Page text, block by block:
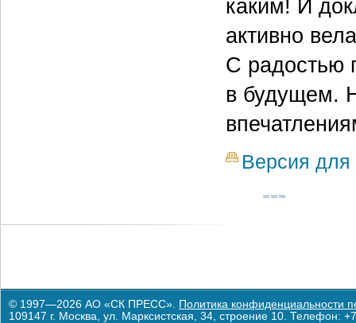
каким! И
активно
С радостью
в будущем.
Версия для
© 1997—2026 АО «СК ПРЕСС». Политика конфиденциальности
109147 г. Москва, ул. Марксистская, 34, строение 10. Телефон: